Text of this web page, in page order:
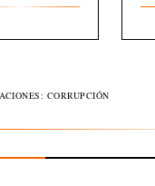
CORRUPCIÓN